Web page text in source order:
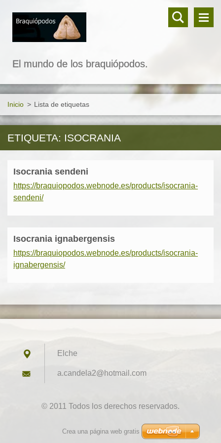
El mundo de los braquiópodos.
Inicio > Lista de etiquetas
ETIQUETA: ISOCRANIA
Isocrania sendeni
https://braquiopodos.webnode.es/products/isocrania-
sendeni/
Isocrania ignabergensis
https://braquiopodos.webnode.es/products/isocrania-
ignabergensis/
Elche
a.candel a2@hotmail.com
© 2011 Todos los derechos reservados.
Crea una página web gratis